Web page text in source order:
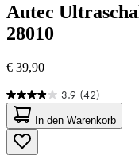
Autec
28010
€ 39,90
3.9 (42)
3.9
von
5
Sternen.
In den Warenkorb